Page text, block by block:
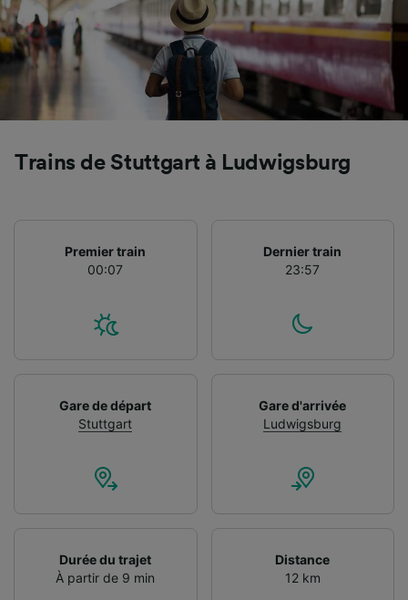
Trains de Stuttgart à Ludwigsburg
Premier train
00:07
Dernier train
23:57
Gare de départ
Stuttgart
Gare d'arrivée
Ludwigsburg
Durée du trajet
À partir de 9 min
Distance
12 km
Utiliser des données de géolocalisation
précises. Analyser activement les
caractéristiques de l’appareil pour
l’identification. Stocker et/ou accéder à des
informations sur un appareil. Publicités et
contenu personnalisés, mesure de
performance des publicités et du contenu,
services.